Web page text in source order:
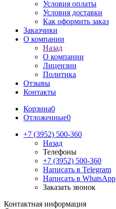
Условия оплаты
Условия доставки
Как оформить заказ
Заказчики
О компании
Назад
О компании
Лицензии
Политика
Отзывы
Контакты
Корзина0
Отложенные0
+7 (3952) 500-360
Назад
Телефоны
+7 (3952) 500-360
Написать в Telegram
Написать в WhatsApp
Заказать звонок
Контактная информация